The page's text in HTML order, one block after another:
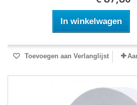
In winkelwagen
Toevoegen aan Verlanglijst